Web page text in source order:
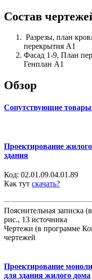
Состав
Разрезы, план
перекрытия А1
Фасад 1-9, План
Генплан А1
Обзор
Сопутствующие товары
Проектирование
здания
Код: 02.01.09.04.01.89
Как тут скачать?
Пояснительная записка
рис., 13 источника
Чертежи (в программе
чертежей
Проектирование
для здания жилого дома